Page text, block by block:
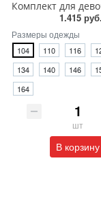
1.415 руб.
Размеры одежды
104 110 116
134
140 146
164
шт
В корзину